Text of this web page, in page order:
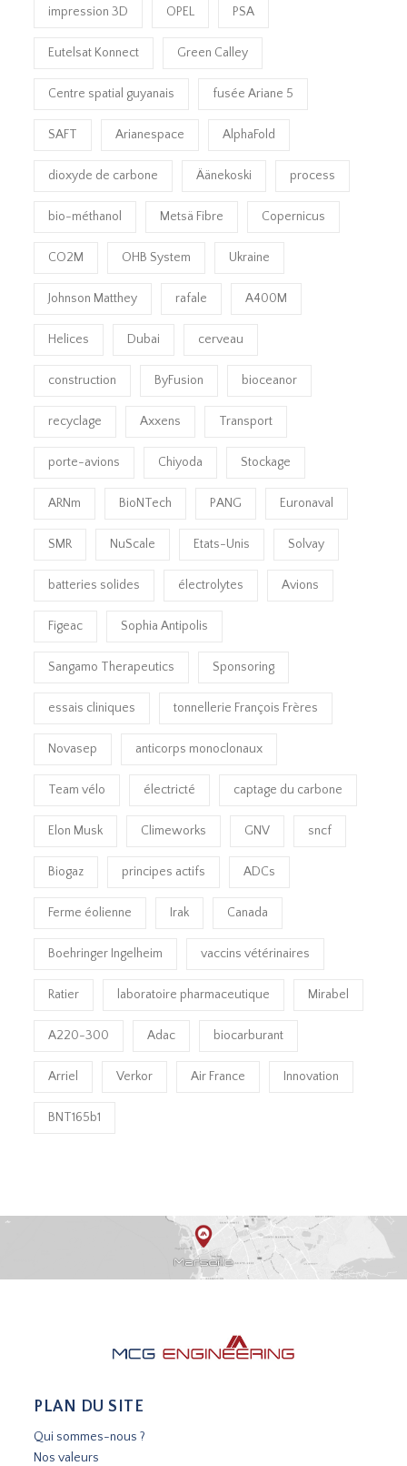
impression 3D OPEL PSA
Eutelsat Konnect Green Calley
Centre spatial guyanais fusée Ariane 5
SAFT Arianespace AlphaFold
dioxyde de carbone Äänekoski process
bio-méthanol Metsä Fibre Copernicus
CO2M OHB System Ukraine
Johnson Matthey rafale A400M
Helices Dubai cerveau
construction ByFusion bioceanor
recyclage Axxens Transport
porte-avions Chiyoda Stockage
ARNm BioNTech PANG Euronaval
SMR NuScale Etats-Unis Solvay
batteries solides électrolytes Avions
Figeac Sophia Antipolis
Sangamo Therapeutics Sponsoring
essais cliniques tonnellerie François Frères
Novasep anticorps monoclonaux
Team vélo électricté captage du carbone
Elon Musk Climeworks GNV sncf
Biogaz principes actifs ADCs
Ferme éolienne Irak Canada
Boehringer Ingelheim vaccins vétérinaires
Ratier laboratoire pharmaceutique Mirabel
A220-300 Adac biocarburant
Arriel Verkor Air France Innovation
BNT165b1
PLAN DU SITE
Qui sommes-nous ?
Nos valeurs